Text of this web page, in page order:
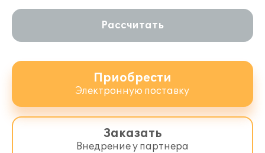
количества предков животного;
контроль корректности вводимых
данных по производственному циклу;
анализ продуктивности животных;
формирование свода плодовитости
животных;
формирование карточек свиноматок
определение зависших свиноматок.
Рассчитать
Приобрести
Электронную поставку
Заказать
Внедрение у партнера